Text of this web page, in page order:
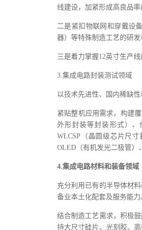
线建设，加紧形成高良品
二是紧扣物联网和穿戴设
器）等特殊制造工艺的研发
三是着力掌握12英寸生产
3.集成电路封装测试领域
以技术先进性、国内稀缺
紧贴整机应用需求，构建
外形封装等封装形式）
WLCSP（晶圆级芯片尺
OLED（有机发光二极管）
4.集成电路材料和装备领域
充分利用已有的半导体材
备业本土化配套及服务能力
结合制造工艺需求，积极
持大尺寸硅片、光刻胶、